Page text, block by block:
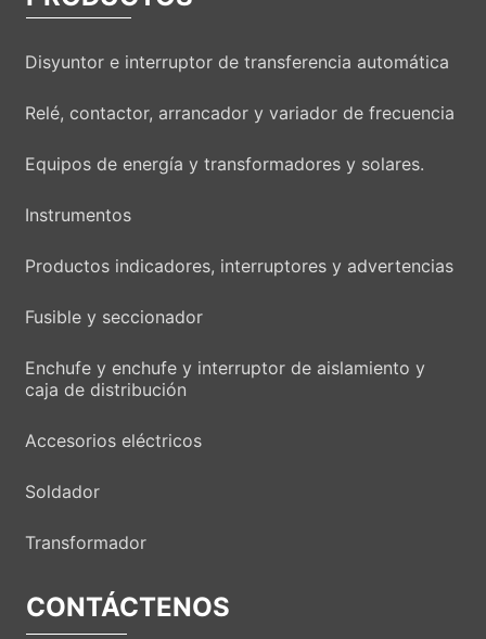
Disyuntor e interruptor de transferencia automática
Relé, contactor, arrancador y variador de frecuencia
Equipos de energía y transformadores y solares.
Instrumentos
Productos indicadores, interruptores y advertencias
Fusible y seccionador
Enchufe y enchufe y interruptor de aislamiento y
caja de distribución
Accesorios eléctricos
Soldador
Transformador
CONTÁCTENOS